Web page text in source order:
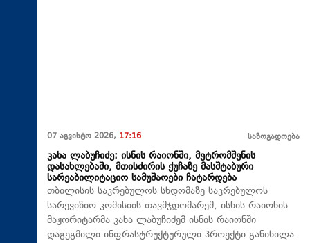
07 აგვისტო 2026, 17:16 საზოგადოება
კახა ლაბუჩიძე: ისნის რაიონში, მეტრომშენის
დასახლებაში, მთისძირის ქუჩაზე მასშტაბური
სარეაბილიტაციო სამუშაოები ჩატარდება
თბილისის საკრებულოს სხდომაზე საკრებულოს
სარევიზიო კომისიის თავმჯდომარემ, ისნის რაიონის
მაჟორიტარმა კახა ლაბუჩიძემ ისნის რაიონში
დაგეგმილი ინფრასტრუქტურული პროექტი განიხილა.